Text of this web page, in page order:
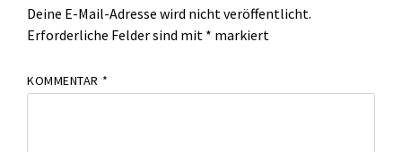
Deine E-Mail-Adresse wird nicht veröffentlicht.
Erforderliche Felder sind mit * markiert
KOMMENTAR *